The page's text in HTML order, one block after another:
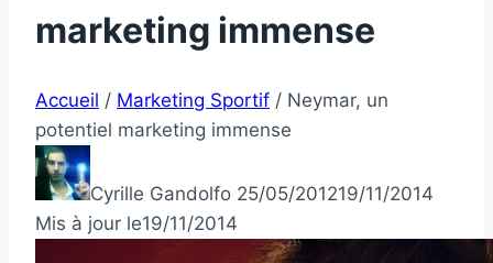
marketing immense
Accueil / Marketing Sportif / Neymar, un
potentiel marketing immense
Cyrille Gandolfo 25/05/201219/11/2014
Mis à jour le19/11/2014